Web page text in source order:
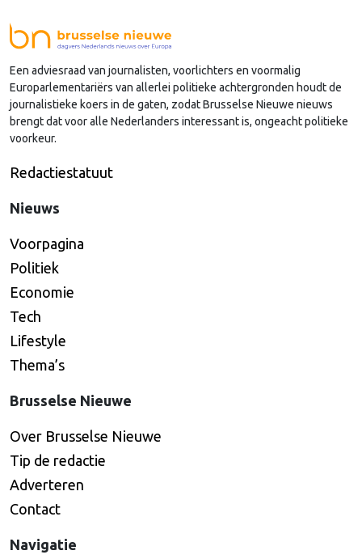
Een adviesraad van journalisten, voorlichters en voormalig
Europarlementariërs van allerlei politieke achtergronden houdt de
journalistieke koers in de gaten, zodat Brusselse Nieuwe nieuws
brengt dat voor alle Nederlanders interessant is, ongeacht politieke
voorkeur.
Redactiestatuut
Nieuws
Voorpagina
Politiek
Economie
Tech
Lifestyle
Thema’s
Brusselse Nieuwe
Over Brusselse Nieuwe
Tip de redactie
Adverteren
Contact
Navigatie